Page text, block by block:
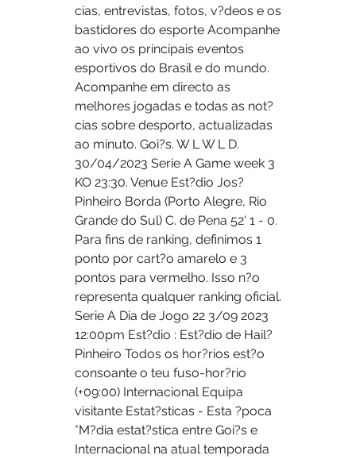
cias, entrevistas, fotos, v?deos e os
bastidores do esporte Acompanhe
ao vivo os principais eventos
esportivos do Brasil e do mundo.
Acompanhe em directo as
melhores jogadas e todas as not?
cias sobre desporto, actualizadas
ao minuto. Goi?s. W L W L D.
30/04/2023 Serie A Game week 3
KO 23:30. Venue Est?dio Jos?
Pinheiro Borda (Porto Alegre, Rio
Grande do Sul) C. de Pena 52' 1 - 0.
Para fins de ranking, definimos 1
ponto por cart?o amarelo e 3
pontos para vermelho. Isso n?o
representa qualquer ranking oficial.
Serie A Dia de Jogo 22 3/09 2023
12:00pm Est?dio : Est?dio de Hail?
Pinheiro Todos os hor?rios est?o
consoante o teu fuso-hor?rio
(+09:00) Internacional Equipa
visitante Estat?sticas - Esta ?poca
*M?dia estat?stica entre Goi?s e
Internacional na atual temporada